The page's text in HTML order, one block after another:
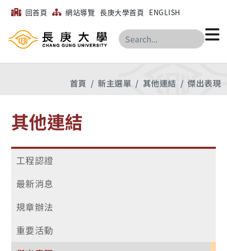
回首頁 網站導覽 長庚大學首頁 ENGLISH
搜尋
首頁 新主選單 其他連結 傑出表現
其他連結
工程認證
最新消息
規章辦法
重要活動